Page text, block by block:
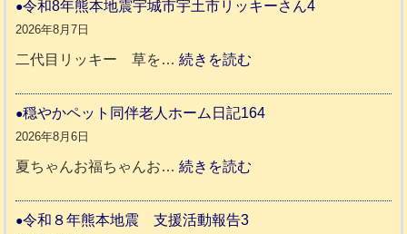
ん
2
年
本
援
令和8年熊本地震宇城市宇土市リッキーさん4
2026年8月7日
二代目リッキー 草を…続きを読む
和
穏やかペット同伴老人ホーム日記164
2026年8月6日
夏ちゃんお福ちゃんお…続きを読む
令和８年熊本地震 支援活動報告3